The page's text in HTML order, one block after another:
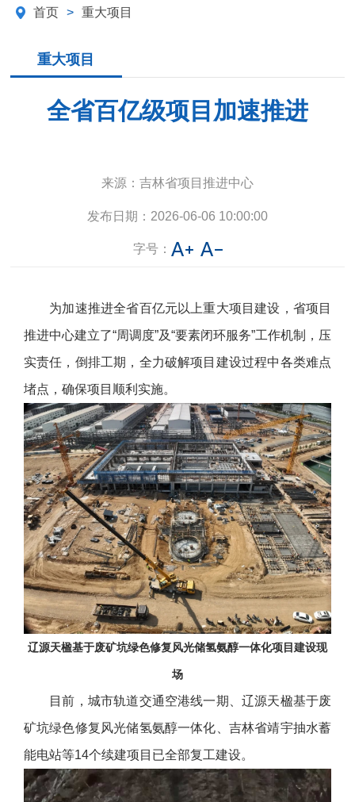
首页 > 重大项目
重大项目
全省百亿级项目加速推进
来源： 吉林省项目推进中心
发布日期： 2026-06-06 10:00:00
字号：
为加速推进全省百亿元以上重大项目建设，省项目
推进中心建立了“周调度”及“要素闭环服务”工作机制，压
实责任，倒排工期，全力破解项目建设过程中各类难点
堵点，确保项目顺利实施。
辽源天楹基于废矿坑绿色修复风光储氢氨醇一体化项目建设现
场
目前，城市轨道交通空港线一期、辽源天楹基于废
矿坑绿色修复风光储氢氨醇一体化、吉林省靖宇抽水蓄
能电站等14个续建项目已全部复工建设。